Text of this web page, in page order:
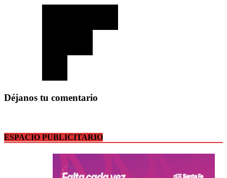
Déjanos tu comentario
ESPACIO PUBLICITARIO